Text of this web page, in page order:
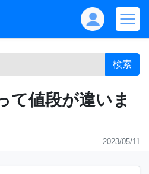
検索
て値段が違いま
2023/05/11